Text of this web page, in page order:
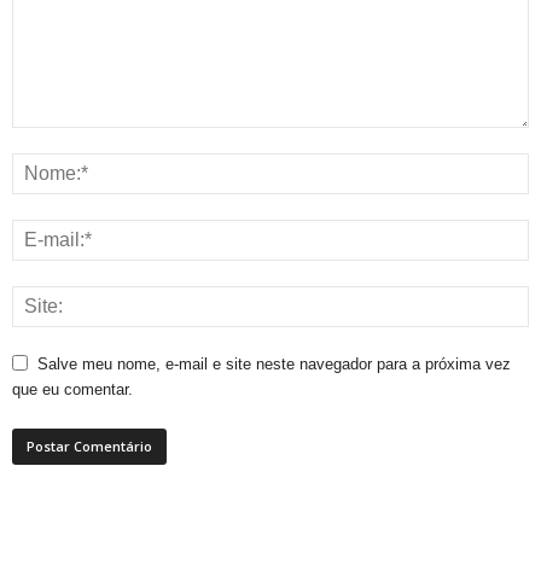
Salve meu nome, e-mail e site neste navegador para a próxima vez
que eu comentar.